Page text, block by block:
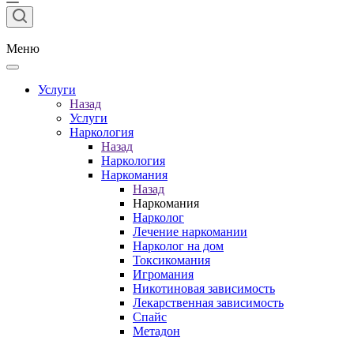
Меню
Услуги
Назад
Услуги
Наркология
Назад
Наркология
Наркомания
Назад
Наркомания
Нарколог
Лечение наркомании
Нарколог на дом
Токсикомания
Игромания
Никотиновая зависимость
Лекарственная зависимость
Спайс
Метадон